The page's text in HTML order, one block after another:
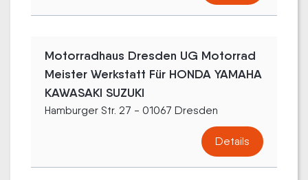
Motorradhaus Dresden UG Motorrad
Meister Werkstatt Für HONDA YAMAHA
KAWASAKI SUZUKI
Hamburger Str. 27 - 01067 Dresden
Details